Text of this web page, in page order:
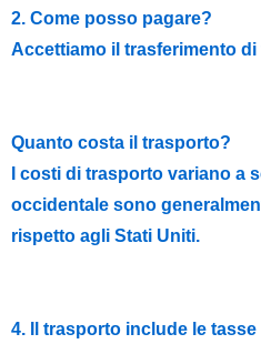
2. Come posso pagare?
Accettiamo il trasferimento
Quanto costa il trasporto?
I costi di trasporto variano a
occidentale sono
rispetto agli Stati Uniti.
4. Il trasporto include le